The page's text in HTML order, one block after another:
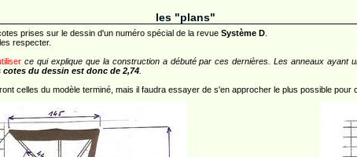
les "plans"
prises sur le dessin d'un numéro spécial de la revue Système D
respecter.
ce qui explique que la construction a débuté par ces dernières. Les anneaux ayant
du dessin est donc de 2,74
celles du modèle terminé, mais il faudra essayer de s'en approcher le plus possible pour